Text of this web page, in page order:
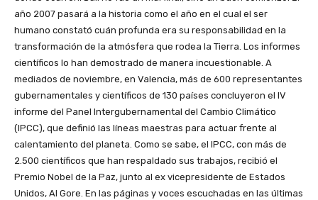
año 2007 pasará a la historia como el año en el cual el ser
humano constató cuán profunda era su responsabilidad en la
transformación de la atmósfera que rodea la Tierra. Los informes
científicos lo han demostrado de manera incuestionable. A
mediados de noviembre, en Valencia, más de 600 representantes
gubernamentales y científicos de 130 países concluyeron el IV
informe del Panel Intergubernamental del Cambio Climático
(IPCC), que definió las líneas maestras para actuar frente al
calentamiento del planeta. Como se sabe, el IPCC, con más de
2.500 científicos que han respaldado sus trabajos, recibió el
Premio Nobel de la Paz, junto al ex vicepresidente de Estados
Unidos, Al Gore. En las páginas y voces escuchadas en las últimas